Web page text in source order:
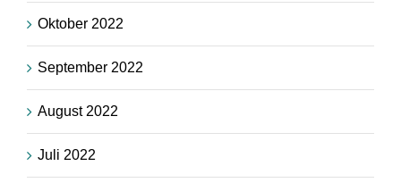
Oktober 2022
September 2022
August 2022
Juli 2022